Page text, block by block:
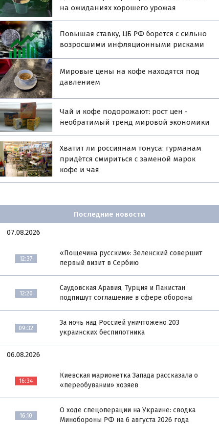
на ожиданиях хорошего урожая
Повышая ставку, ЦБ РФ борется с сильно
возросшими инфляционными рисками
Мировые цены на кофе находятся под
давлением
Чай и кофе подорожают: рост цен -
необратимый тренд мировой экономики
Хватит ли россиянам тонуса: гурманам
придётся смириться с заменой марок
кофе и чая
Последние новости
07.08.2026
12:37
«Пощечина русским»: Зеленский совершит
первый визит в Сербию
12:20
Саудовская Аравия, Турция и Пакистан
подпишут соглашение в сфере обороны
09:32
За ночь над Россией уничтожено 203
украинских беспилотника
06.08.2026
16:34
Киевская марионетка Запада рассказала о
«переобувании» хозяев
16:10
О ходе спецоперации на Украине: сводка
Минобороны РФ на 6 августа 2026 года